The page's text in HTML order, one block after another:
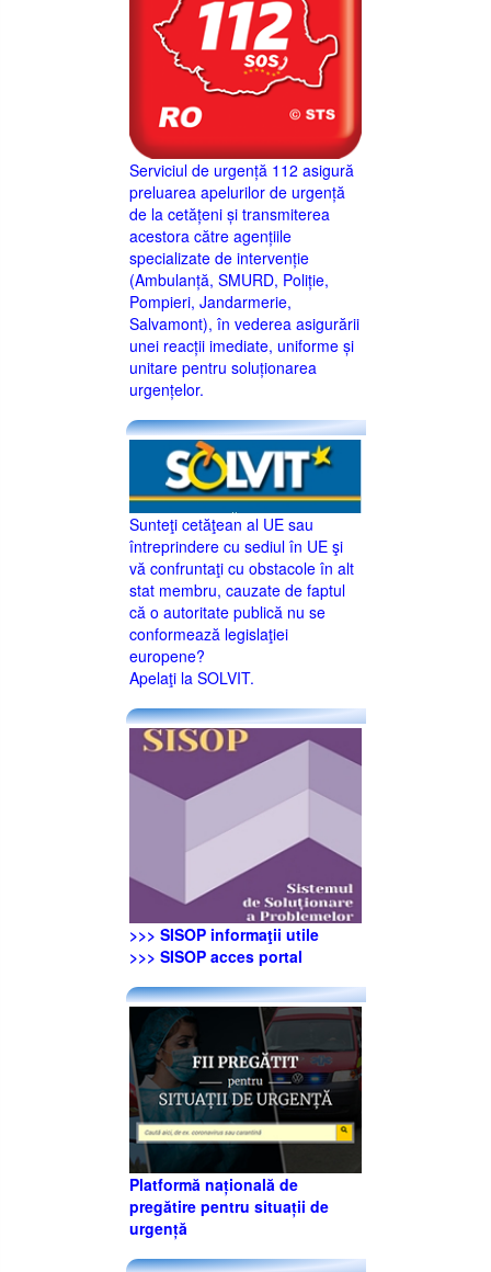
Serviciul de urgență 112 asigură
preluarea apelurilor de urgență
de la cetățeni și transmiterea
acestora către agențiile
specializate de intervenție
(Ambulanță, SMURD, Poliție,
Pompieri, Jandarmerie,
Salvamont), în vederea asigurării
unei reacții imediate, uniforme și
unitare pentru soluționarea
urgențelor.
Sunteţi cetăţean al UE sau
întreprindere cu sediul în UE şi
vă confruntaţi cu obstacole în alt
stat membru, cauzate de faptul
că o autoritate publică nu se
conformează legislaţiei
europene?
Apelaţi la SOLVIT.
>>> SISOP informaţii utile
>>> SISOP acces portal
Platformă națională de
pregătire pentru situații de
urgență